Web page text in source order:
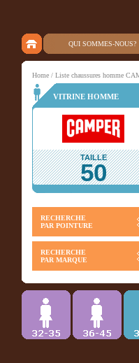
QUI SOMMES-NOUS?
Home / Liste chaussures homme
VITRINE HOMME
TAILLE
50
RECHERCHE
PAR POINTURE
RECHERCHE
PAR MARQUE